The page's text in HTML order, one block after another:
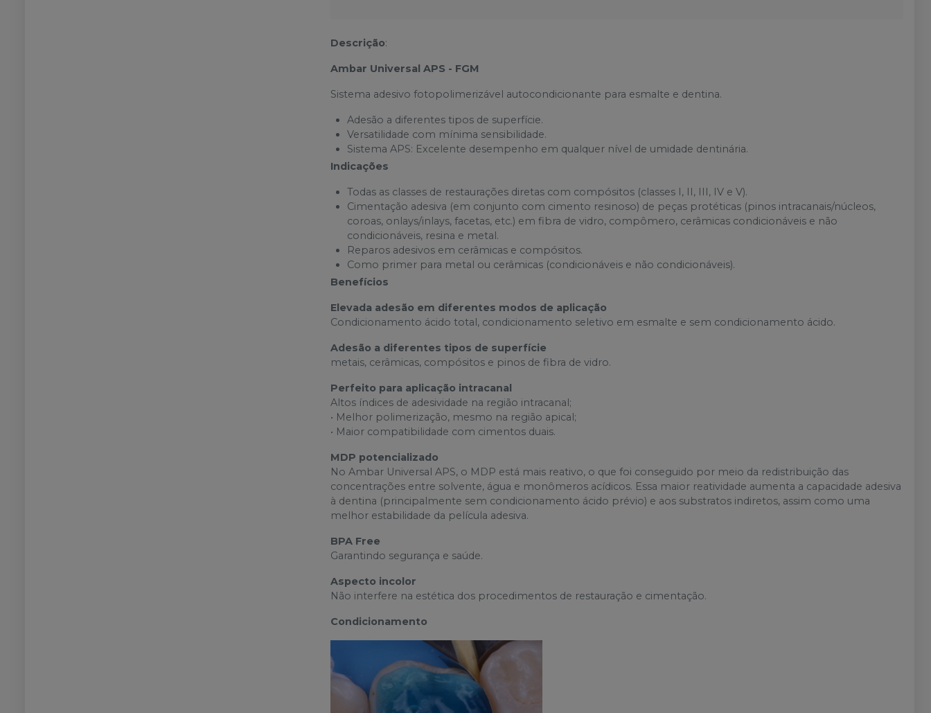
Descrição:
Ambar Universal APS - FGM
Sistema adesivo fotopolimerizável autocondicionante para esmalte e dentina.
Adesão a diferentes tipos de superfície.
Versatilidade com mínima sensibilidade.
Sistema APS: Excelente desempenho em qualquer nível de umidade dentinária.
Indicações
Todas as classes de restaurações diretas com compósitos (classes I, II, III, IV e V).
Cimentação adesiva (em conjunto com cimento resinoso) de peças protéticas (pinos intracanais/núcleos,
coroas, onlays/inlays, facetas, etc.) em fibra de vidro, compômero, cerâmicas condicionáveis e não
condicionáveis, resina e metal.
Reparos adesivos em cerâmicas e compósitos.
Como primer para metal ou cerâmicas (condicionáveis e não condicionáveis).
Benefícios
Elevada adesão em diferentes modos de aplicação
Condicionamento ácido total, condicionamento seletivo em esmalte e sem condicionamento ácido.
Adesão a diferentes tipos de superfície
metais, cerâmicas, compósitos e pinos de fibra de vidro.
Perfeito para aplicação intracanal
Altos índices de adesividade na região intracanal;
• Melhor polimerização, mesmo na região apical;
• Maior compatibilidade com cimentos duais.
MDP potencializado
No Ambar Universal APS, o MDP está mais reativo, o que foi conseguido por meio da redistribuição das
concentrações entre solvente, água e monômeros acídicos. Essa maior reatividade aumenta a capacidade adesiva
à dentina (principalmente sem condicionamento ácido prévio) e aos substratos indiretos, assim como uma
melhor estabilidade da película adesiva.
BPA Free
Garantindo segurança e saúde.
Aspecto incolor
Não interfere na estética dos procedimentos de restauração e cimentação.
Condicionamento